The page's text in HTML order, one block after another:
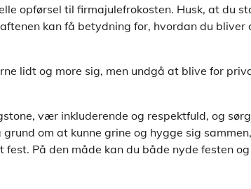
opførsel til firmajulefrokosten. Husk, at du
kan få betydning for, hvordan du
lidt og more sig, men undgå at blive for
vær inkluderende og respektfuld, og
om at kunne grine og hygge sig
På den måde kan du både nyde festen